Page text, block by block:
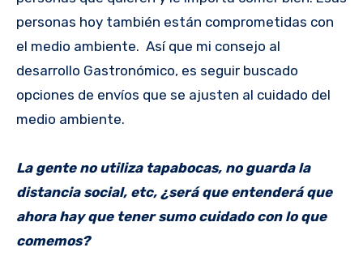
personas hoy también están comprometidas con
el medio ambiente. Así que mi consejo al
desarrollo Gastronómico, es seguir buscado
opciones de envíos que se ajusten al cuidado del
medio ambiente.
La gente no utiliza tapabocas, no guarda la
distancia social, etc, ¿será que entenderá que
ahora hay que tener sumo cuidado con lo que
comemos?